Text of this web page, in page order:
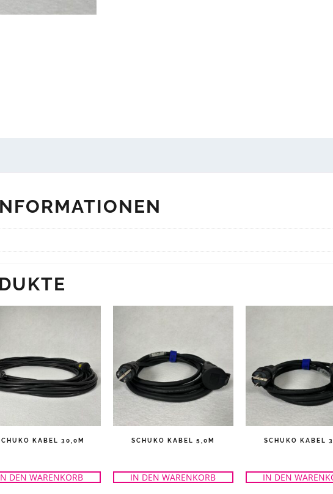
KABEL 30,0M
DEN WARENKORB
SCHUKO KABEL 5,0M
IN DEN WARENKORB
SCHUKO KABEL
IN DEN